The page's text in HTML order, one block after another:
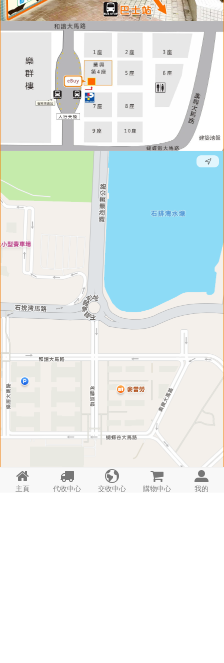

主頁

代收中心

交收中心

購物中心

我的